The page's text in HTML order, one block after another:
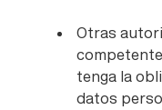
Otras
tenga la
datos